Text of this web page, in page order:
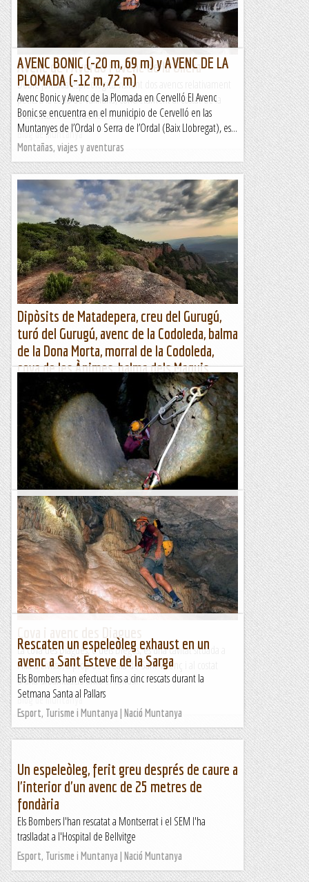
Avenc de l'Averdó i avenc de la Ullera
Doble jornada espleològica visitant dos avencs relativament
petits a la zona de Vallirana, concretament al costat de la
urbanització El Lledoner. Hem...
Blog de muntanya
AVENC BONIC (-20 m, 69 m) y AVENC DE LA
PLOMADA (-12 m, 72 m)
Avenc Bonic y Avenc de la Plomada en Cervelló El Avenc
Bonic se encuentra en el municipio de Cervelló en las
Muntanyes de l’Ordal o Serra de l’Ordal (Baix Llobregat), es...
Montañas, viajes y aventuras
Dipòsits de Matadepera, creu del Gurugú,
turó del Gurugú, avenc de la Codoleda, balma
de la Dona Morta, morral de la Codoleda,
cova de les Ànimes, balma dels Maquis
(refugi El Recer), font del Saüc i la Mola
Dipòsits de Matadepera, creu del Gurugú, morral Codoleda,
balma Dona Morta, cova de les Ànimes, refugi dels Maquis, la
Mola ...
Muntanya
Avenc del Daví
Una nova sortida en horari de tarda per visitar un avenc al
Parc Natural de Sant Llorenç de Munt i l'Obac. Avui la
previsió meteorològica no era gens bona i...
Blog de muntanya
Cova i avenc des Diagues
La cova des Diagues, o dels Diegos, és una cavitat situada a
l'illa d'Eivissa, a prop de la Cala de Sant Vicenç i al costat
d'una urbanització amb el curiós...
Blog de muntanya
Rescaten un espeleòleg exhaust en un
avenc a Sant Esteve de la Sarga
Els Bombers han efectuat fins a cinc rescats durant la
Setmana Santa al Pallars
Esport, Turisme i Muntanya | Nació Muntanya
Un espeleòleg, ferit greu després de caure a
l'interior d'un avenc de 25 metres de
fondària
Els Bombers l'han rescatat a Montserrat i el SEM l'ha
traslladat a l'Hospital de Bellvitge
Esport, Turisme i Muntanya | Nació Muntanya